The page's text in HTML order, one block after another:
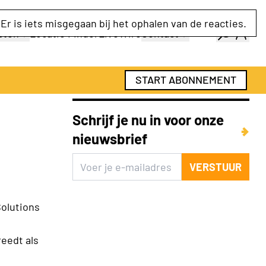
Locatie FinderLiveWireContact
Adverteren
Abonnementen
START ABONNEMENT
als
Schrijf je nu in voor onze
nieuwsbrief
VERSTUUR
Er is iets misgegaan bij het ophalen van de reacties.